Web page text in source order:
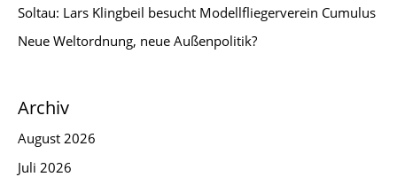
Soltau: Lars Klingbeil besucht Modellfliegerverein Cumulus
Neue Weltordnung, neue Außenpolitik?
Archiv
August 2026
Juli 2026